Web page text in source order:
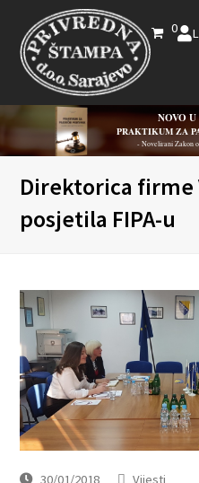
0
NOVO
PRAKTIKUM ZA
- Novelirani Zakon
Direktorica firme
posjetila FIPA-u
30/01/2018 Vijesti